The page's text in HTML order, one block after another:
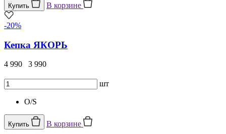
Купить В корзине
-20%
Кепка ЯКОРЬ
4 990 3 990
шт
O/S
Купить В корзине